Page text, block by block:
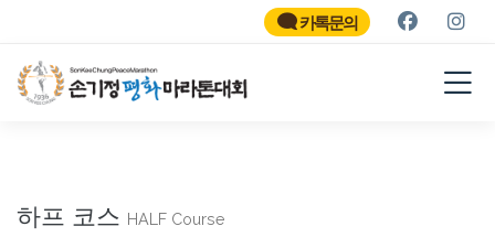
카톡문의
MARATHON
2026
하프 코스 HALF Course